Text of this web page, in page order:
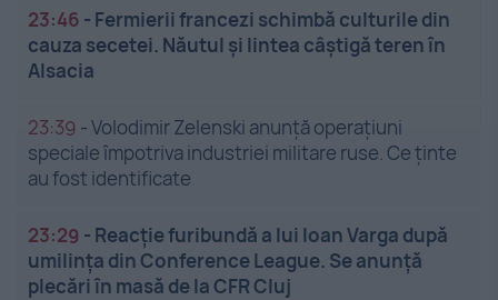
23:46 - Fermierii francezi schimbă culturile din
cauza secetei. Năutul și lintea câștigă teren în
Alsacia
23:39 -Volodimir Zelenski anunță operațiuni
speciale împotriva industriei militare ruse. Ce ținte
au fost identificate
23:29 - Reacție furibundă a lui Ioan Varga după
umilința din Conference League. Se anunță
plecări în masă de la CFR Cluj